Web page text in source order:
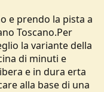
e prendo la pista a
Toscano.Per
la variante della
di minuti e
e in dura erta
alla base di una